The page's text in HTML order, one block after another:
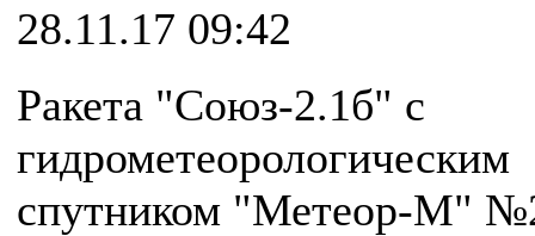
28.11.17 09:42
Ракета "Союз-2.1б" с
гидрометеорологическим
спутником "Метеор-М"